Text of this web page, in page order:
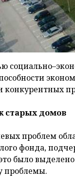
конкурентных
старых домов
проблем
фонда,
было
проблемы.